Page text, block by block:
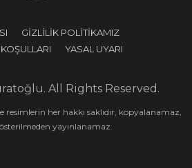
GİZLİLİK POLİTİKAMIZ
YASAL UYARI
All Rights Reserved.
her hakkı saklıdır, kopyalanamaz,
yayınlanamaz.